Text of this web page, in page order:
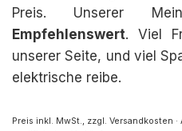
Preis. Unserer
Empfehlenswert. Viel
unserer Seite, und viel
elektrische reibe.
Preis inkl. MwSt., zzgl. Versandkosten